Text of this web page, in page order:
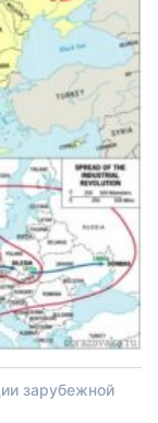
зарубежной